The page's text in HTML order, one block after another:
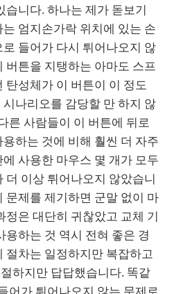
습니다. 하나는 제가 돋보기
엄지손가락 위치에 있는 손
들어가 다시 튀어나오지 않
버튼을 지탱하는 아마도 스프
탄성체가 이 버튼이 이 정도
나리오를 감당할 만 하지 않
른 사람들이 이 버튼에 뒤로
하는 것에 비해 훨씬 더 자주
사용한 마우스 몇 개가 모두
더 이상 튀어나오지 않았습니
문제를 제기하면 군말 없이 마
정은 대단히 귀찮았고 교체 기
용하는 것 역시 전혀 좋은 경
절차는 일정하지만 복잡하고
하지만 답답했습니다. 똑같